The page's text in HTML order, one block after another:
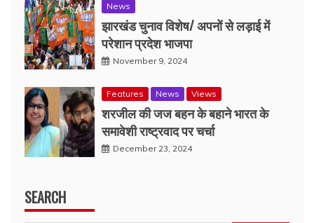
News
झारखंड चुनाव विशेष/ अपनों से लड़ाई में
परेशान प्रदेश भाजपा
November 9, 2024
Features News Views
शरजील की जज बहन के बहाने भारत के
समावेशी राष्ट्रवाद पर चर्चा
December 23, 2024
SEARCH